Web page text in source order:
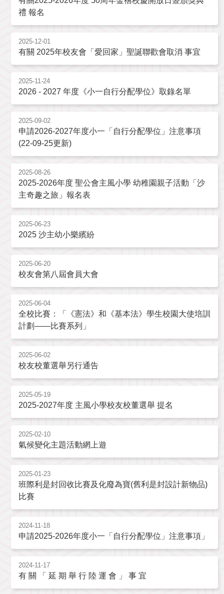
禮 報名
2025-12-01
有關 2025年校友會「愛回家」聖誕聯歡會取消 事宜
2025-11-24
2026 - 2027 年度《小一自行分配學位》取錄名單
2025-09-02
申請2026-2027年度小一「自行分配學位」注意事項
(22-09-25更新)
2025-08-26
2025-2026年度 聖公會主風小學 幼稚園親子活動「沙
主奇趣之旅」報名表
2025-06-23
2025 沙主幼小樂繽紛
2025-06-20
校友會第八屆會員大會
2025-06-04
全校比賽：「《憲法》和《基本法》學生校園大使培訓
計劃——比賽系列」
2025-06-02
校友校董選舉另行通告
2025-05-19
2025-2027年度 主風小學校友校董選舉 提名
2025-02-10
氣候變化主題活動網上遊
2025-01-23
班際利是封回收比賽及化廢為寶(舊利是封設計新物品)
比賽
2024-11-18
申請2025-2026年度小一「自行分配學位」注意事項」
2024-11-17
有 關 「 延 期 舉 行 陸 運 會 」 事 宜